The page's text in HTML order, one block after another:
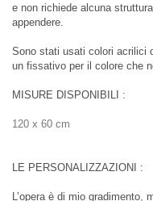
e non richiede alcuna
appendere.
Sono stati usati colori acrilici
un fissativo per il colore che
MISURE DISPONIBILI :
120 x 60 cm
LE PERSONALIZZAZIONI :
L’opera è di mio gradimento,